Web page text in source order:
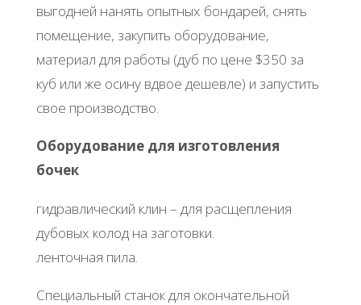
выгодней нанять опытных бондарей, снять
помещение, закупить оборудование,
материал для работы (дуб по цене $350 за
куб или же осину вдвое дешевле) и запустить
свое производство.
Оборудование для изготовления
бочек
гидравлический клин – для расщепления
дубовых колод на заготовки.
ленточная пила.
Специальный станок для окончательной